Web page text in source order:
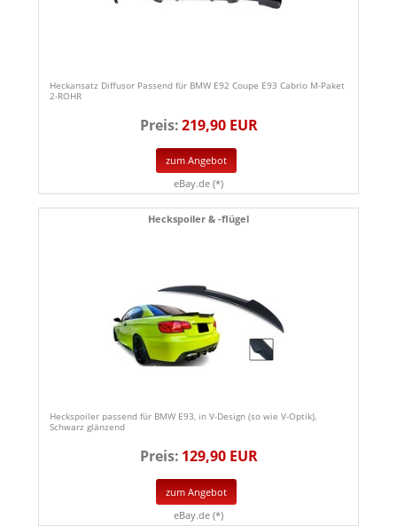
Heckansatz Diffusor Passend für BMW E92 Coupe E93 Cabrio M-Paket
2-ROHR
Preis:219,90 EUR
zum Angebot
eBay.de (*)
Heckspoiler & -flügel
Heckspoiler passend für BMW E93, in V-Design (so wie V-Optik),
Schwarz glänzend
Preis: 129,90 EUR
zum Angebot
eBay.de (*)